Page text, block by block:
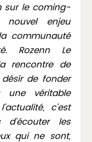
sur le coming-
enjeu
communauté
Rozenn Le
rencontre de
de fonder
véritable
c’est
les
qui ne sont,